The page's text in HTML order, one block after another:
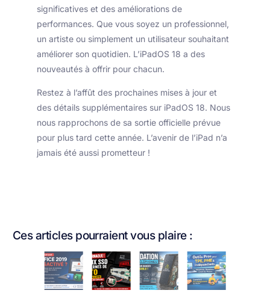
significatives et des améliorations de
performances. Que vous soyez un professionnel,
un artiste ou simplement un utilisateur souhaitant
améliorer son quotidien. L’iPadOS 18 a des
nouveautés à offrir pour chacun.
Restez à l’affût des prochaines mises à jour et
des détails supplémentaires sur iPadOS 18. Nous
nous rapprochons de sa sortie officielle prévue
pour plus tard cette année. L’avenir de l’iPad n’a
jamais été aussi prometteur !
Ces articles pourraient vous plaire :
arnaque qui explose sur Internet
Lire Plus